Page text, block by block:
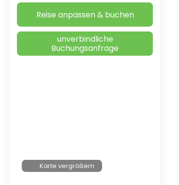
Reise anpassen & buchen
unverbindliche
Buchungsanfrage
Karte vergrößern